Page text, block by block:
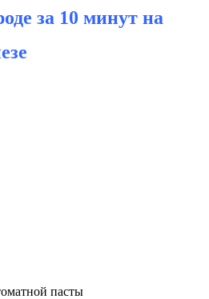
за 10 минут на
пасты